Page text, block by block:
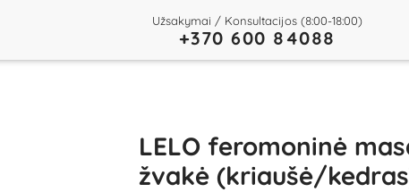
Užsakymai / Konsultacijos (8:00-18:00)
+370 600 84088
LELO feromoninė
žvakė (kriaušė/